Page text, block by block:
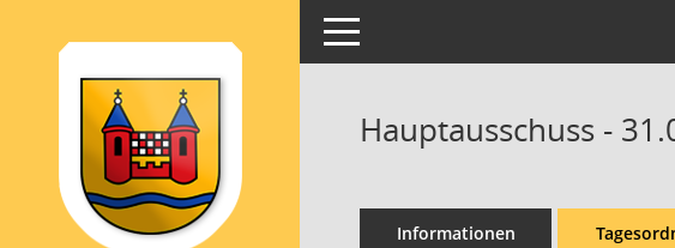
Toggle navigation
Hauptausschuss -
Informationen